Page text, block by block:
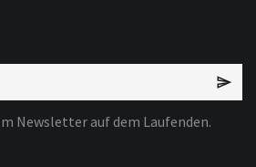
Newsletter auf dem Laufenden.